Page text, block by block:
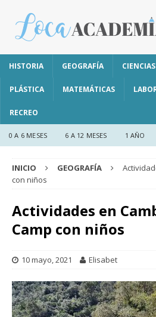
HISTORIA GEOGRAFÍA CIENCIAS
PLÁSTICA MATEMÁTICAS
RECREO
0 A 6 MESES 6 A 12 MESES 1 AÑO
INICIO GEOGRAFÍA
con niños
Actividades en
Camp con niños
10 mayo, 2021 Elisabet